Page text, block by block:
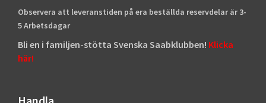
Observera att leveranstiden på era beställda reservdelar är 3-
5 Arbetsdagar
Bli en i familjen-stötta Svenska Saabklubben! Klicka
här!